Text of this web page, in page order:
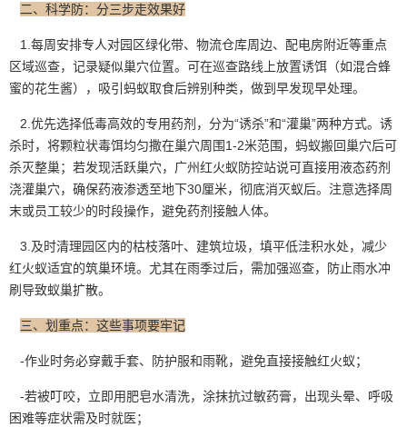
二、科学防：分三步走效果好
1.每周安排专人对园区绿化带、物流仓库周边、配电房附近等重点
区域巡查，记录疑似巢穴位置。可在巡查路线上放置诱饵（如混合蜂
蜜的花生酱），吸引蚂蚁取食后辨别种类，做到早发现早处理。
2.优先选择低毒高效的专用药剂，分为“诱杀”和“灌巢”两种方式。诱
杀时，将颗粒状毒饵均匀撒在巢穴周围1-2米范围，蚂蚁搬回巢穴后可
杀灭整巢；若发现活跃巢穴，广州红火蚁防控站说可直接用液态药剂
浇灌巢穴，确保药液渗透至地下30厘米，彻底消灭蚁后。注意选择周
末或员工较少的时段操作，避免药剂接触人体。
3.及时清理园区内的枯枝落叶、建筑垃圾，填平低洼积水处，减少
红火蚁适宜的筑巢环境。尤其在雨季过后，需加强巡查，防止雨水冲
刷导致蚁巢扩散。
三、划重点：这些事项要牢记
-作业时务必穿戴手套、防护服和雨靴，避免直接接触红火蚁；
-若被叮咬，立即用肥皂水清洗，涂抹抗过敏药膏，出现头晕、呼吸
困难等症状需及时就医；